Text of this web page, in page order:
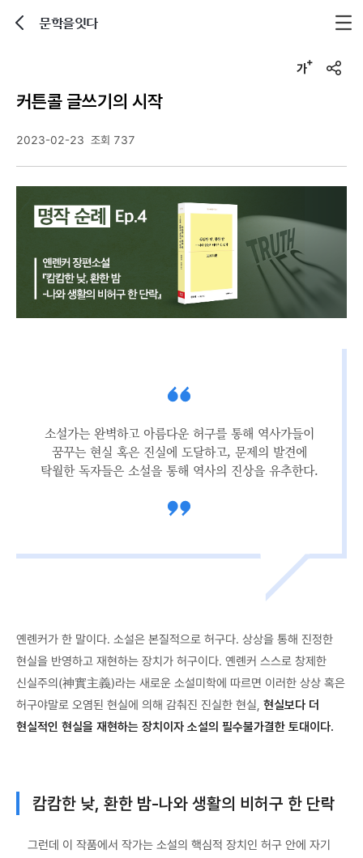
문학을잇다
u
커튼콜 글쓰기의 시작
2023-02-23 조회 737
소설가는 완벽하고 아름다운 허구를 통해 역사가들이
꿈꾸는 현실 혹은 진실에 도달하고, 문제의 발견에
탁월한 독자들은 소설을 통해 역사의 진상을 유추한다.
옌롄커가 한 말이다. 소설은 본질적으로 허구다. 상상을 통해 진정한
현실을 반영하고 재현하는 장치가 허구이다. 옌롄커 스스로 창제한
신실주의(神實主義)라는 새로운 소설미학에 따르면 이러한 상상 혹은
허구야말로 오염된 현실에 의해 감춰진 진실한 현실, 현실보다 더
현실적인 현실을 재현하는 장치이자 소설의 필수불가결한 토대이다.
캄캄한 낮, 환한 밤-나와 생활의 비허구 한 단락
그런데 이 작품에서 작가는 소설의 핵심적 장치인 허구 안에 자기